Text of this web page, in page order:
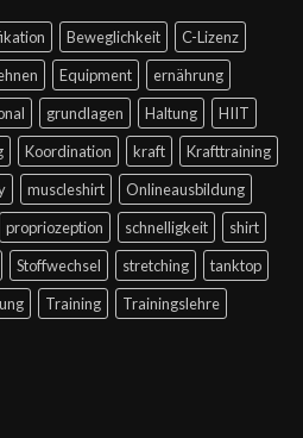
Beweglichkeit
C-Lizenz
Equipment
ernährung
grundlagen Haltung
HIIT
Koordination kraft
Krafttraining
muscleshirt
Onlineausbildung
propriozeption schnelligkeit
shirt
Stoffwechsel stretching
tanktop
Training
Trainingslehre